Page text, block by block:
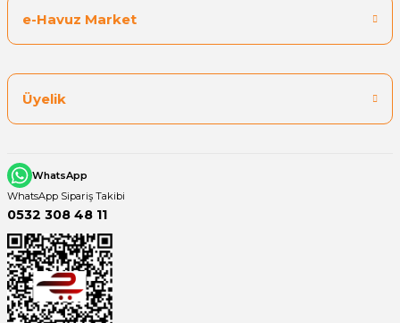
e-Havuz Market
Üyelik
WhatsApp
WhatsApp Sipariş Takibi
0532 308 48 11